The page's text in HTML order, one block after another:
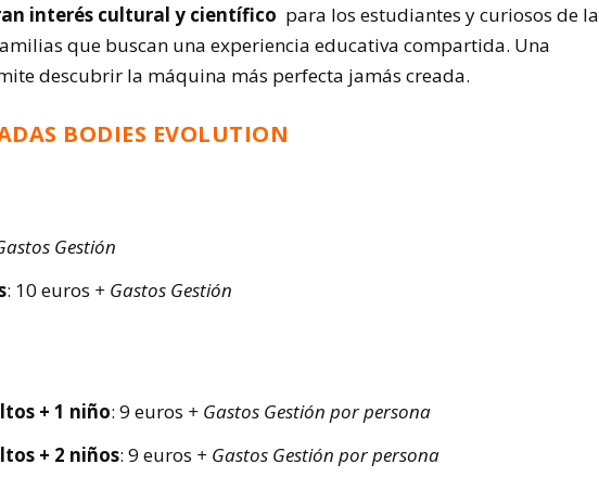
interés cultural y científico para los estudiantes y curiosos de la
que buscan una experiencia educativa compartida. Una
descubrir la máquina más perfecta jamás creada.
BODIES EVOLUTION
Gestión
: 10 euros + Gastos Gestión
+ 1 niño: 9 euros + Gastos Gestión por persona
+ 2 niños: 9 euros + Gastos Gestión por persona